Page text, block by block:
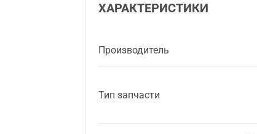
ХАРАКТЕРИСТИКИ
Производитель
Тип запчасти